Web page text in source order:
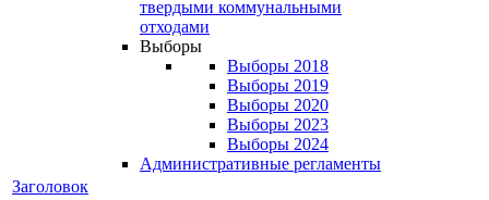
твердыми коммунальными
отходами
Выборы
Выборы 2018
Выборы 2019
Выборы 2020
Выборы 2023
Выборы 2024
Административные регламенты
Заголовок